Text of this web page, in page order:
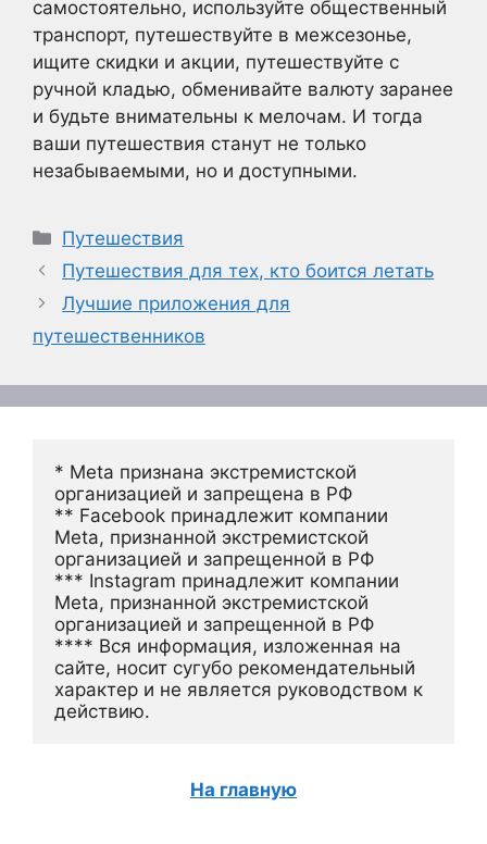
самостоятельно, используйте общественный
транспорт, путешествуйте в межсезонье,
ищите скидки и акции, путешествуйте с
ручной кладью, обменивайте валюту заранее
и будьте внимательны к мелочам. И тогда
ваши путешествия станут не только
незабываемыми, но и доступными.
Рубрики
Путешествия
Путешествия для тех, кто боится летать
Лучшие приложения для
путешественников
* Meta признана экстремистской
организацией и запрещена в РФ
** Facebook принадлежит компании
Meta, признанной экстремистской
организацией и запрещенной в РФ
*** Instagram принадлежит компании
Meta, признанной экстремистской
организацией и запрещенной в РФ
**** Вся информация, изложенная на
сайте, носит сугубо рекомендательный
характер и не является руководством к
действию.
На главную